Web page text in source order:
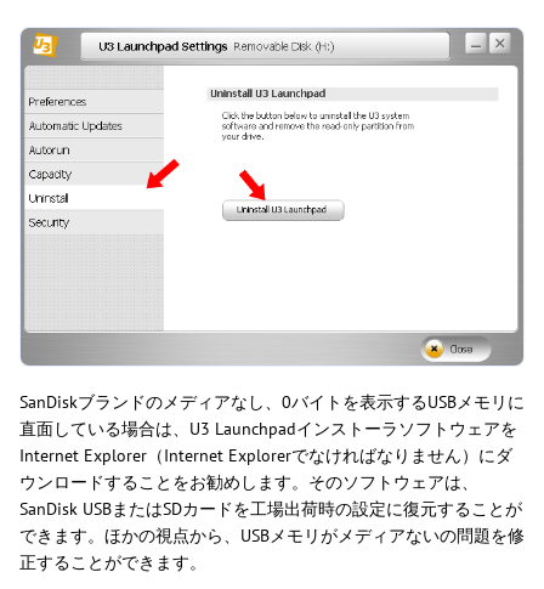
SanDiskブランドのメディアなし、0バイトを表示するUSBメモリに
直面している場合は、U3 Launchpadインストーラソフトウェアを
Internet Explorer（Internet Explorerでなければなりません）にダ
ウンロードすることをお勧めします。そのソフトウェアは、
SanDisk USBまたはSDカードを工場出荷時の設定に復元することが
できます。ほかの視点から、USBメモリがメディアないの問題を修
正することができます。